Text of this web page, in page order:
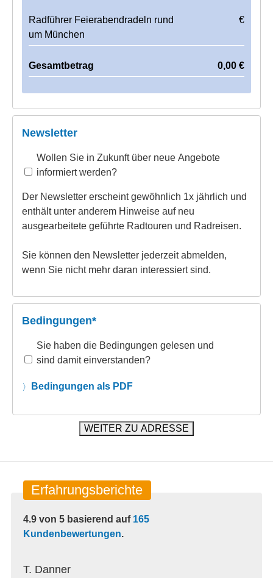
Radführer Feierabendradeln rund
um München
€
Gesamtbetrag 0,00€
Newsletter
Wollen Sie in Zukunft über neue Angebote
informiert werden?
Der Newsletter erscheint gewöhnlich 1x jährlich und
enthält unter anderem Hinweise auf neu
ausgearbeitete geführte Radtouren und Radreisen.
Sie können den Newsletter jederzeit abmelden,
wenn Sie nicht mehr daran interessiert sind.
Bedingungen*
Sie haben die Bedingungen gelesen und
sind damit einverstanden?
Bedingungen als PDF
Erfahrungsberichte
4.9von 5 basierend auf 165
Kundenbewertungen.
T. Danner